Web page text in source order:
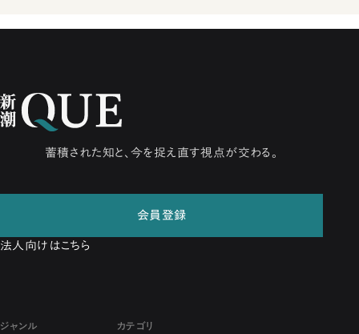
蓄積された知と、今を捉え直す視点が交わる。
会員登録
法人向けはこちら
ジャンル カテゴリ